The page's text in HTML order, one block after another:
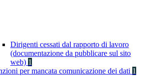
Dirigenti cessati dal rapporto di lavoro
(documentazione da pubblicare sul sito
web) 1
per mancata comunicazione dei dati 1